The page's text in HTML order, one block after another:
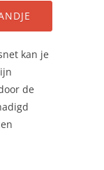
kan je
de